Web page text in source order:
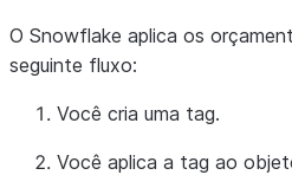
O Snowflake aplica os
seguinte fluxo:
Você cria uma tag.
Você aplica a tag ao